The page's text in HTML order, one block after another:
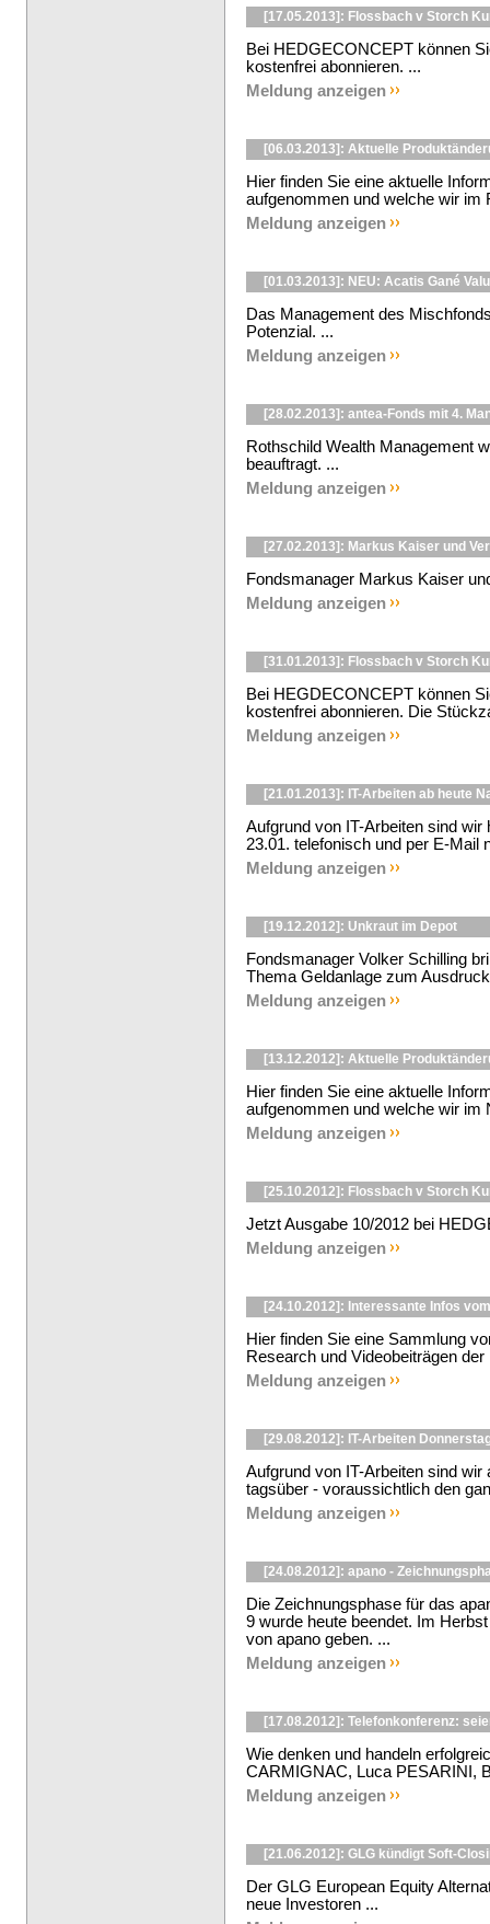
[17.05.2013]: Flossbach v Storch
Bei HEDGECONCEPT können
kostenfrei abonnieren. ...
Meldung anzeigen
[06.03.2013]: Aktuelle
Hier finden Sie eine aktuelle
aufgenommen und welche wir im
Meldung anzeigen
[01.03.2013]: NEU: Acatis Gané
Das Management des
Potenzial. ...
Meldung anzeigen
[28.02.2013]: antea-Fonds mit 4.
Rothschild Wealth Management
beauftragt. ...
Meldung anzeigen
[27.02.2013]: Markus Kaiser und
Fondsmanager Markus Kaiser
Meldung anzeigen
[31.01.2013]: Flossbach v Storch
Bei HEGDECONCEPT können
kostenfrei abonnieren. Die
Meldung anzeigen
[21.01.2013]: IT-Arbeiten ab heute
Aufgrund von IT-Arbeiten sind
23.01. telefonisch und per E-Mail
Meldung anzeigen
[19.12.2012]: Unkraut im Depot
Fondsmanager Volker Schilling
Thema Geldanlage zum
Meldung anzeigen
[13.12.2012]: Aktuelle
Hier finden Sie eine aktuelle
aufgenommen und welche wir im
Meldung anzeigen
[25.10.2012]: Flossbach v Storch
Jetzt Ausgabe 10/2012 bei
Meldung anzeigen
[24.10.2012]: Interessante Infos
Hier finden Sie eine Sammlung
Research und Videobeiträgen
Meldung anzeigen
[29.08.2012]: IT-Arbeiten
Aufgrund von IT-Arbeiten sind
tagsüber - voraussichtlich den
Meldung anzeigen
[24.08.2012]: apano -
Die Zeichnungsphase für das
9 wurde heute beendet. Im
von apano geben. ...
Meldung anzeigen
[17.08.2012]: Telefonkonferenz:
Wie denken und handeln
CARMIGNAC, Luca PESARINI,
Meldung anzeigen
[21.06.2012]: GLG kündigt Soft-
Der GLG European Equity
neue Investoren ...